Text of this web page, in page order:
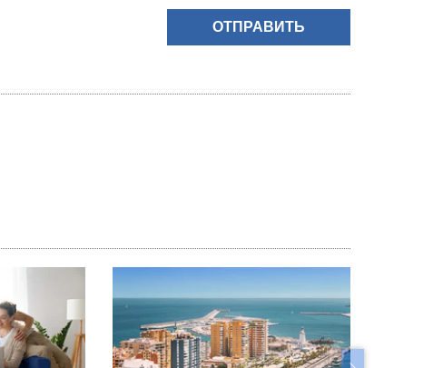
ОТПРАВИТЬ